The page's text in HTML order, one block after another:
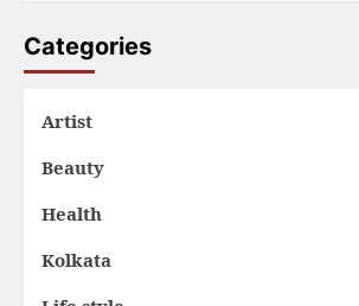
Categories
Artist
Beauty
Health
Kolkata